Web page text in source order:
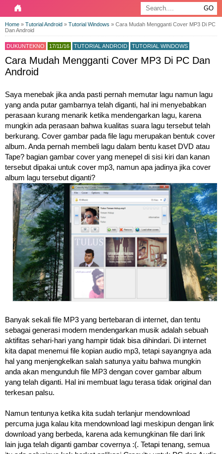
Home » Tutorial Android » Tutorial Windows » Cara Mudah Mengganti Cover MP3 Di PC
Dan Android
DUKUNTEKNO 17/11/16 TUTORIAL ANDROID TUTORIAL WINDOWS
Cara Mudah Mengganti Cover MP3 Di PC Dan
Android
Saya menebak jika anda pasti pernah memutar lagu namun lagu
yang anda putar gambarnya telah diganti, hal ini menyebabkan
perasaan kurang menarik ketika mendengarkan lagu, karena
mungkin ada perasaan bahwa kualitas suara lagu tersebut telah
berkurang. Cover gambar pada file lagu merupakan bentuk cover
album. Anda pernah membeli lagu dalam bentu kaset DVD atau
Tape? bagian gambar cover yang menepel di sisi kiri dan kanan
tersebut dipakai untuk cover mp3, namun apa jadinya jika cover
album lagu tersebut diganti?
Banyak sekali file MP3 yang bertebaran di internet, dan tentu
sebagai generasi modern mendengarkan musik adalah sebuah
aktifitas sehari-hari yang hampir tidak bisa dihindari. Di internet
kita dapat menemui file kopian audio mp3, tetapi sayangnya ada
hal yang menjengkelkan salah satunya yaitu bahwa mungkin
anda akan mengunduh file MP3 dengan cover gambar album
yang telah diganti. Hal ini membuat lagu terasa tidak original dan
terkesan palsu.
Namun tentunya ketika kita sudah terlanjur mendownload
percuma juga kalau kita mendownload lagi meskipun dengan link
download yang berbeda, karena ada kemungkinan file dari link
lain juga telah diganti gambar covernya :(. Tetapi tenang, semua